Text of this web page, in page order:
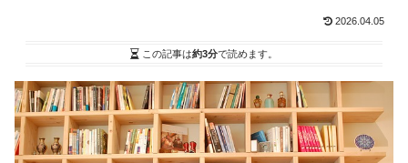
2026.04.05
この記事は約3分で読めます。